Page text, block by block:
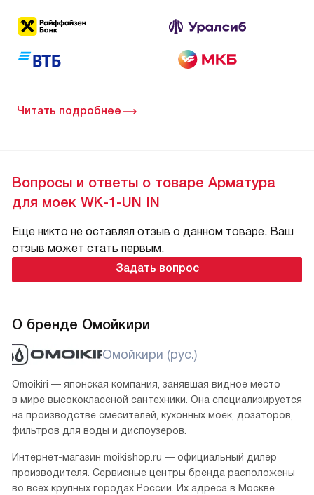
Читать подробнее
Вопросы и ответы о товаре Арматура
для моек WK-1-UN IN
Еще никто не оставлял отзыв о данном товаре. Ваш
отзыв может стать первым.
Задать вопрос
О бренде Омойкири
Омойкири (рус.)
Omoikiri — японская компания, занявшая видное место
в мире высококлассной сантехники. Она специализируется
на производстве смесителей, кухонных моек, дозаторов,
фильтров для воды и диспоузеров.
Интернет-магазин moikishop.ru — официальный дилер
производителя. Сервисные центры бренда расположены
во всех крупных городах России. Их адреса в Москве